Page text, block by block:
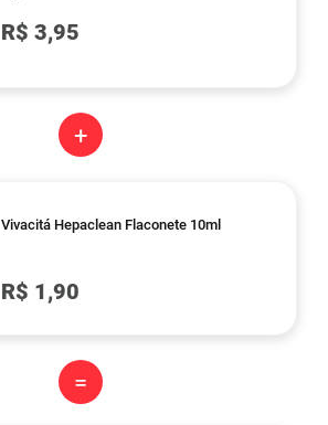
R$ 3,95
+
Vivacitá Hepaclean Flaconete 10ml
R$ 1,90
=